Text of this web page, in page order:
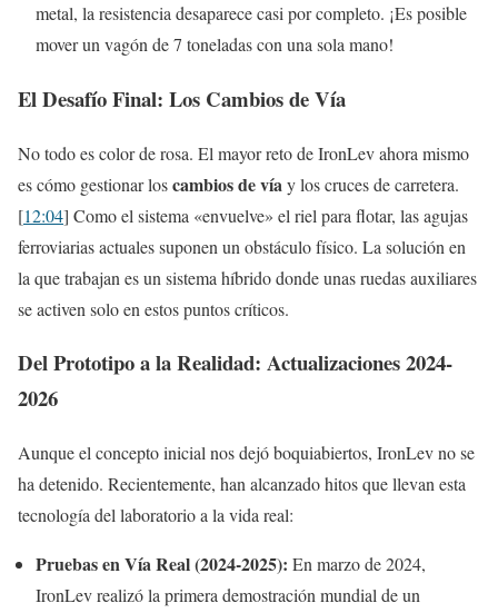
metal, la resistencia desaparece casi por completo. ¡Es posible
mover un vagón de 7 toneladas con una sola mano!
El Desafío Final: Los Cambios de Vía
No todo es color de rosa. El mayor reto de IronLev ahora mismo
es cómo gestionar loscambios de vía y los cruces de carretera.
[12:04] Como el sistema «envuelve» el riel para flotar, las agujas
ferroviarias actuales suponen un obstáculo físico. La solución en
la que trabajan es un sistema híbrido donde unas ruedas auxiliares
se activen solo en estos puntos críticos.
Del Prototipo a la Realidad: Actualizaciones 2024-
2026
Aunque el concepto inicial nos dejó boquiabiertos, IronLev no se
ha detenido. Recientemente, han alcanzado hitos que llevan esta
tecnología del laboratorio a la vida real:
Pruebas en Vía Real (2024-2025): En marzo de 2024,
IronLev realizó la primera demostración mundial de un